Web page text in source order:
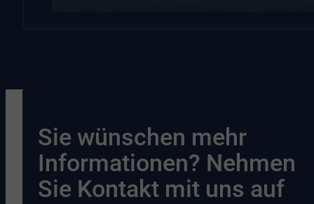
Sie wünschen mehr
Informationen? Nehmen
Sie Kontakt mit uns auf